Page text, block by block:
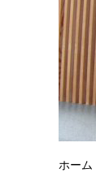
ホーム